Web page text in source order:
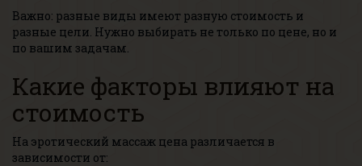
Важно: разные виды имеют разную стоимость и
разные цели. Нужно выбирать не только по цене, но и
по вашим задачам.
Какие факторы влияют на
стоимость
На эротический массаж цена различается в
зависимости от: